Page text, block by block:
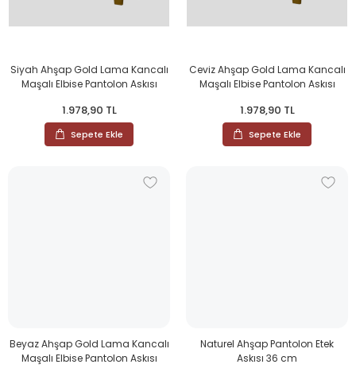
Siyah Ahşap Gold Lama Kancalı
Maşalı Elbise Pantolon Askısı
1.978,90 TL
Sepete Ekle
Ceviz Ahşap Gold Lama Kancalı
Maşalı Elbise Pantolon Askısı
1.978,90 TL
Sepete Ekle
Beyaz Ahşap Gold Lama Kancalı
Maşalı Elbise Pantolon Askısı
Naturel Ahşap Pantolon Etek
Askısı 36 cm